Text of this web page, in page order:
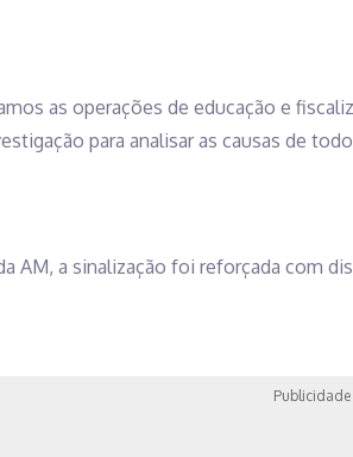
as operações de educação e
para analisar as causas de
AM, a sinalização foi reforçada com
Publicidade